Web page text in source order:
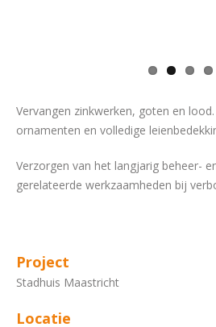
Vervangen zinkwerken, goten en
ornamenten en volledige
Verzorgen van het langjarig beheer-
gerelateerde werkzaamheden bij
Project
Stadhuis Maastricht
Locatie